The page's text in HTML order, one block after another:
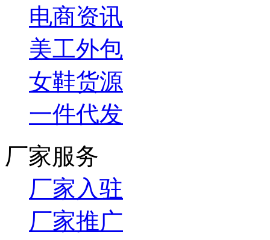
电商资讯
美工外包
女鞋货源
一件代发
厂家服务
厂家入驻
厂家推广